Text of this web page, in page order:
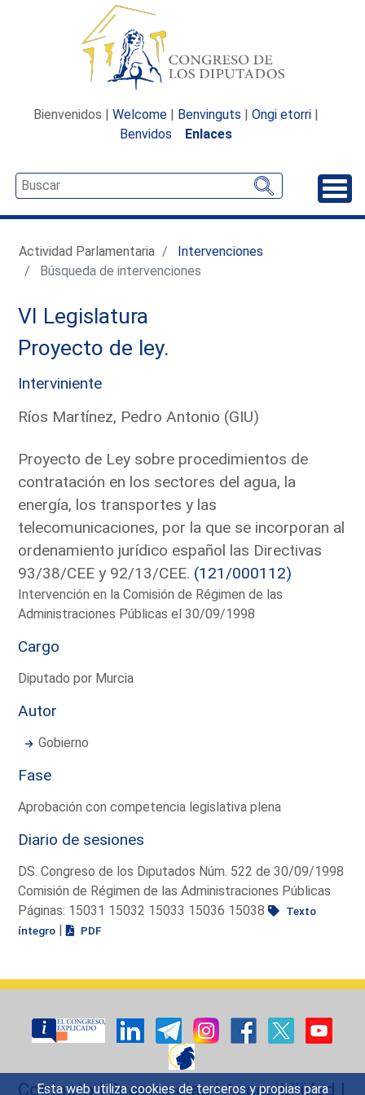
Esta web utiliza cookies de terceros y propias para
Bienvenidos | Welcome | Benvinguts | Ongi etorri |
Benvidos
Enlaces
Actividad Parlamentaria
Intervenciones
Búsqueda de intervenciones
VI Legislatura
Proyecto de ley.
Interviniente
Ríos Martínez, Pedro Antonio (GIU)
Proyecto de Ley sobre procedimientos de
contratación en los sectores del agua, la
energía, los transportes y las
telecomunicaciones, por la que se incorporan al
ordenamiento jurídico español las Directivas
93/38/CEE y 92/13/CEE. (121/000112)
Intervención en la Comisión de Régimen de las
Administraciones Públicas el 30/09/1998
Cargo
Diputado por Murcia
Autor
Gobierno
Fase
Aprobación con competencia legislativa plena
Diario de sesiones
DS. Congreso de los Diputados Núm. 522 de 30/09/1998
Comisión de Régimen de las Administraciones Públicas
Páginas: 15031 15032 15033 15036 15038
Texto
íntegro | PDF
Contacto|Sugerencias|Accesibilidad |